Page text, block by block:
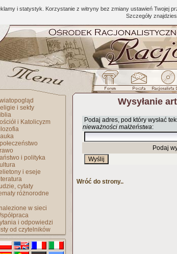
i statystyk. Korzystanie z witryny bez zmiany ustawień Twojej
Szczegóły
i sekty
i Katolicyzm
i polityka
i eseje
cytaty
różnorodne
w sieci
i odpowiedzi
od czytelników
Wysyłanie
Podaj adres, pod który wysłać
nieważności małżeństwa:
Podaj
Wróć do strony..